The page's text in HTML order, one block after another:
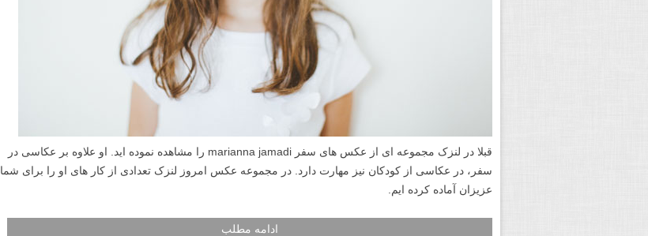
قبلا در لنزک مجموعه ای از عکس های سفر marianna jamadi را مشاهده نموده اید. او علاوه بر عکاسی در
سفر، در عکاسی از کودکان نیز مهارت دارد. در مجموعه عکس امروز لنزک تعدادی از کار های او را برای شما
عزیزان آماده کرده ایم.
ادامه مطلب